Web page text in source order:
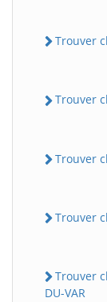
Trouver
Trouver
Trouver
Trouver
Trouver
DU-VAR